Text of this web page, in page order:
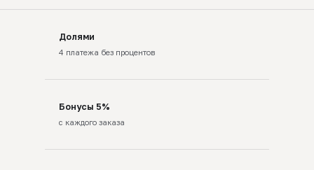
Долями
4 платежа без процентов
Бонусы 5%
с каждого заказа